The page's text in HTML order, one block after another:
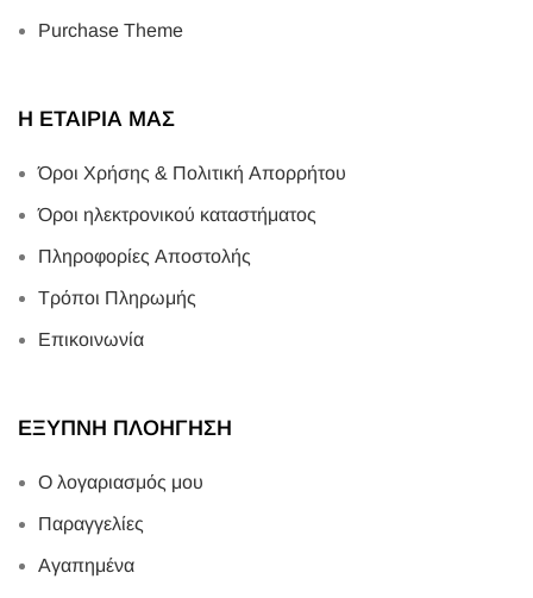
Purchase Theme
Η ΕΤΑΙΡΙΑ ΜΑΣ
Όροι Χρήσης & Πολιτική Απορρήτου
Όροι ηλεκτρονικού καταστήματος
Πληροφορίες Αποστολής
Τρόποι Πληρωμής
Επικοινωνία
ΕΞΥΠΝΗ ΠΛΟΗΓΗΣΗ
Ο λογαριασμός μου
Παραγγελίες
Αγαπημένα